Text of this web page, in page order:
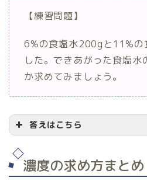
【練習問題】
6%の食塩水200gと11%の
した。できあがった食塩水
か求めてみましょう。
答えはこちら
濃度の求め方まとめ